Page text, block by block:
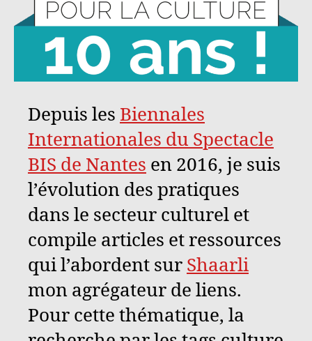
Depuis les Biennales
Internationales du Spectacle
BIS de Nantes en 2016, je suis
l’évolution des pratiques
dans le secteur culturel et
compile articles et ressources
qui l’abordent sur Shaarli
mon agrégateur de liens.
Pour cette thématique, la